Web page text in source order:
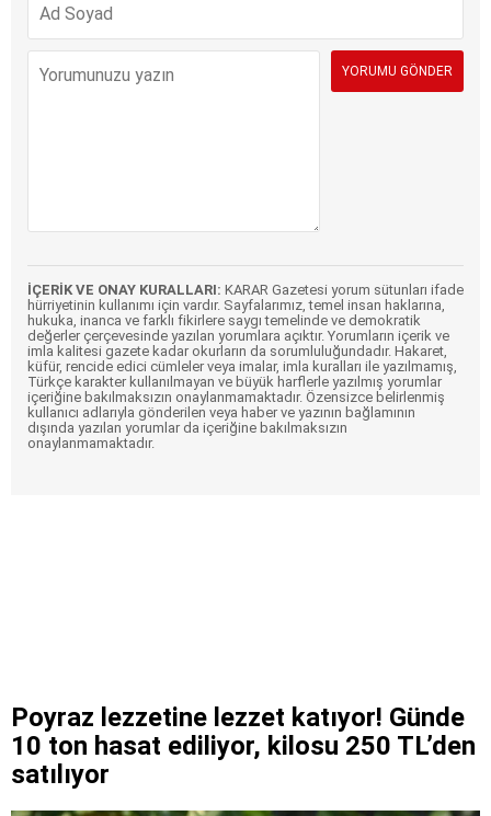
İÇERİK VE ONAY KURALLARI: KARAR Gazetesi yorum sütunları ifade
hürriyetinin kullanımı için vardır. Sayfalarımız, temel insan haklarına,
hukuka, inanca ve farklı fikirlere saygı temelinde ve demokratik
değerler çerçevesinde yazılan yorumlara açıktır. Yorumların içerik ve
imla kalitesi gazete kadar okurların da sorumluluğundadır. Hakaret,
küfür, rencide edici cümleler veya imalar, imla kuralları ile yazılmamış,
Türkçe karakter kullanılmayan ve büyük harflerle yazılmış yorumlar
içeriğine bakılmaksızın onaylanmamaktadır. Özensizce belirlenmiş
kullanıcı adlarıyla gönderilen veya haber ve yazının bağlamının
dışında yazılan yorumlar da içeriğine bakılmaksızın
onaylanmamaktadır.
Poyraz lezzetine lezzet katıyor! Günde
10 ton hasat ediliyor, kilosu 250 TL’den
satılıyor